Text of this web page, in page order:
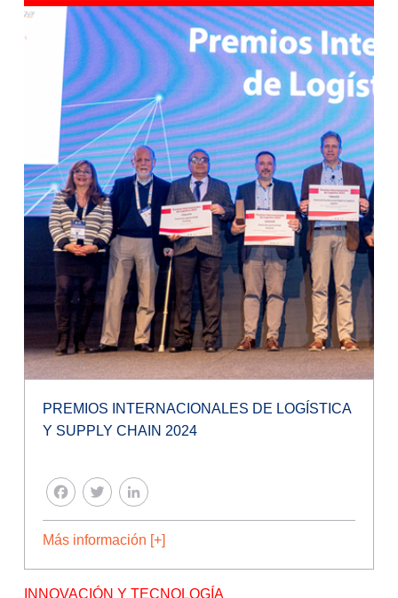
PREMIOS INTERNACIONALES DE LOGÍSTICA
Y SUPPLY CHAIN 2024
FACEBOOK
TWITTER
Más información [+]
INNOVACIÓN Y TECNOLOGÍA